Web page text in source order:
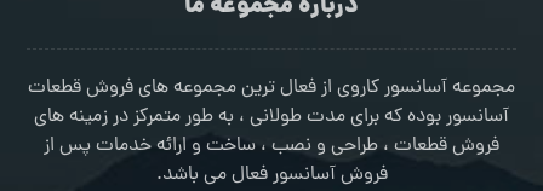
مجموعه آسانسور کاروی از فعال ترین مجموعه های فروش قطعات
آسانسور بوده که برای مدت طولانی ، به طور متمرکز در زمینه های
فروش قطعات ، طراحی و نصب ، ساخت و ارائه خدمات پس از
فروش آسانسور فعال می باشد.